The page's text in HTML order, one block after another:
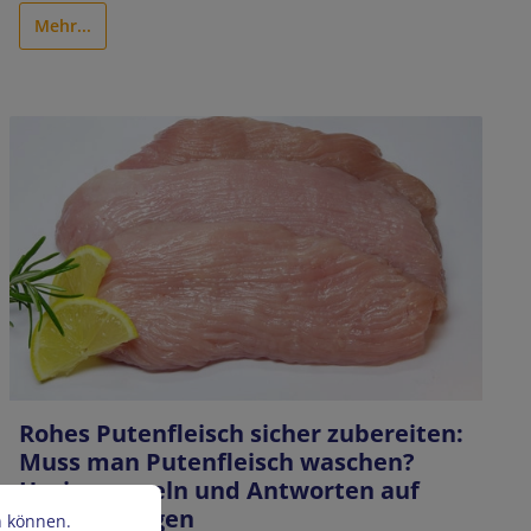
Mehr...
Rohes Putenfleisch sicher zubereiten:
Muss man Putenfleisch waschen?
Hygieneregeln und Antworten auf
häufige Fragen
können.